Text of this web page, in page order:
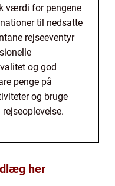
værdi for pengene
til nedsatte
rejseeventyr
og god
penge på
og bruge
her